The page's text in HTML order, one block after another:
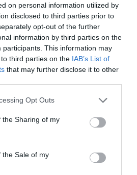
on personal information utilized by
disclosed to third parties prior to
opt-out of the further
information by third parties on the
participants. This information may
third parties on the IAB’s List of
that may further disclose it to other
Opt Outs
the Sharing of my
the Sale of my
το πνεύμα της εποχής
η φόρμα του ήταν baggy
στο σώμα της με ένα